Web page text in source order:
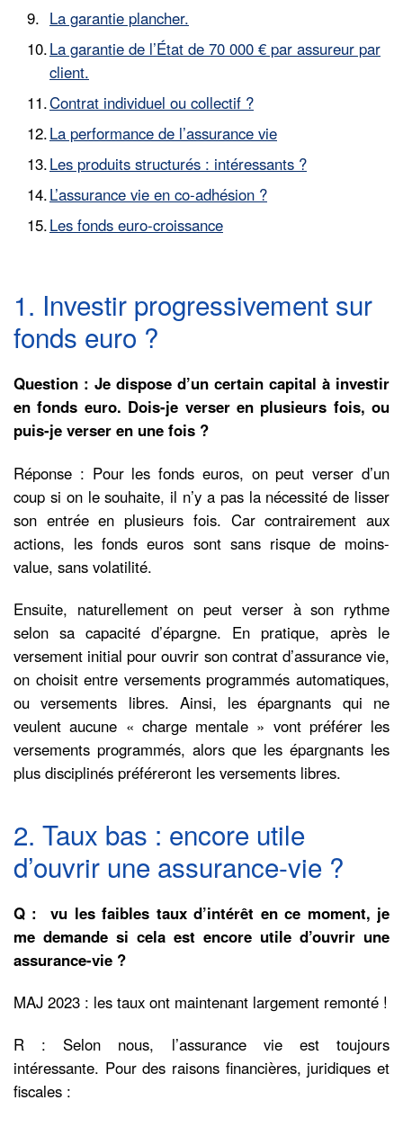
La garantie plancher.
La garantie de l’État de 70 000 € par assureur par
client.
Contrat individuel ou collectif ?
La performance de l’assurance vie
Les produits structurés : intéressants ?
L’assurance vie en co-adhésion ?
Les fonds euro-croissance
1. Investir progressivement sur
fonds euro ?
Question : Je dispose d’un certain capital à investir
en fonds euro. Dois-je verser en plusieurs fois, ou
puis-je verser en une fois ?
Réponse : Pour les fonds euros, on peut verser d’un
coup si on le souhaite, il n’y a pas la nécessité de lisser
son entrée en plusieurs fois. Car contrairement aux
actions, les fonds euros sont sans risque de moins-
value, sans volatilité.
Ensuite, naturellement on peut verser à son rythme
selon sa capacité d’épargne. En pratique, après le
versement initial pour ouvrir son contrat d’assurance vie,
on choisit entre versements programmés automatiques,
ou versements libres. Ainsi, les épargnants qui ne
veulent aucune « charge mentale » vont préférer les
versements programmés, alors que les épargnants les
plus disciplinés préféreront les versements libres.
2. Taux bas : encore utile
d’ouvrir une assurance-vie ?
Q : ​ vu les faibles taux d’intérêt en ce moment, je
me demande si cela est encore utile d’ouvrir une
assurance-vie ?
MAJ 2023 : les taux ont maintenant largement remonté !
R : Selon nous, l’assurance vie est toujours
intéressante. Pour des raisons financières, juridiques et
fiscales :